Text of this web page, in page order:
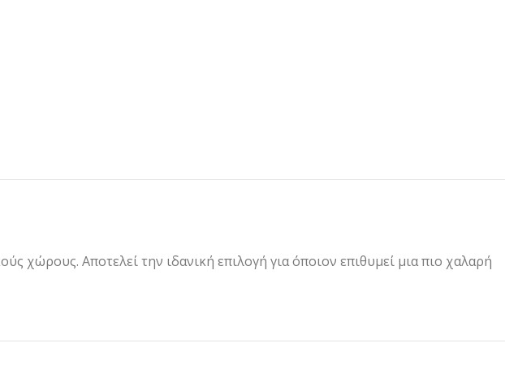
χώρους. Αποτελεί την ιδανική επιλογή για όποιον επιθυμεί μια πιο χαλαρή